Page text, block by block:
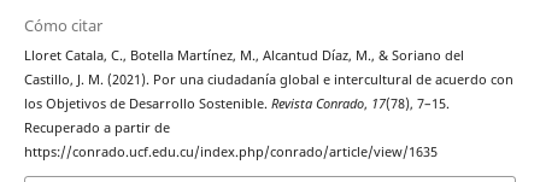
Cómo citar
Lloret Catala, C., Botella Martínez, M., Alcantud Díaz, M., & Soriano del
Castillo, J. M. (2021). Por una ciudadanía global e intercultural de acuerdo con
los Objetivos de Desarrollo Sostenible. Revista Conrado, 17(78), 7–15.
Recuperado a partir de
https://conrado.ucf.edu.cu/index.php/conrado/article/view/1635